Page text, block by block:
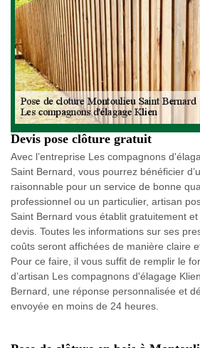
Devis pose clôture gratuit
Avec l’entreprise Les compagnons
Saint Bernard, vous pourrez bénéficier
raisonnable pour un service de bonne
professionnel ou un particulier, artisan
Saint Bernard vous établit gratuitement
devis. Toutes les informations sur ses
coûts seront affichées de manière claire
Pour ce faire, il vous suffit de remplir le
d’artisan Les compagnons d'élagage
Bernard, une réponse personnalisée et
envoyée en moins de 24 heures.